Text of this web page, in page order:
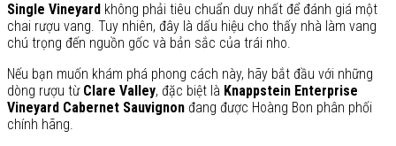
Single Vineyard không phải tiêu chuẩn duy nhất để đánh giá một
chai rượu vang. Tuy nhiên, đây là dấu hiệu cho thấy nhà làm vang
chú trọng đến nguồn gốc và bản sắc của trái nho.
Nếu bạn muốn khám phá phong cách này, hãy bắt đầu với những
dòng rượu từ Clare Valley, đặc biệt là Knappstein Enterprise
Vineyard Cabernet Sauvignon đang được Hoàng Bon phân phối
chính hãng.